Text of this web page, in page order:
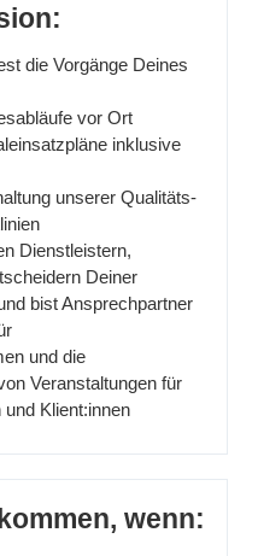
die Vorgänge Deines
vor Ort
inklusive
unserer Qualitäts-
Dienstleistern,
Deiner
bist Ansprechpartner
und die
Veranstaltungen für
Klient:innen
wenn: